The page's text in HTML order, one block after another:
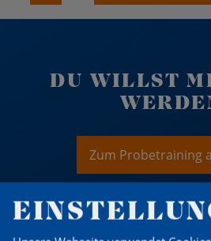
DU WILLST
Zum Probetraining